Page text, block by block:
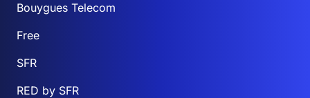
Bouygues Telecom
Free
SFR
RED by SFR